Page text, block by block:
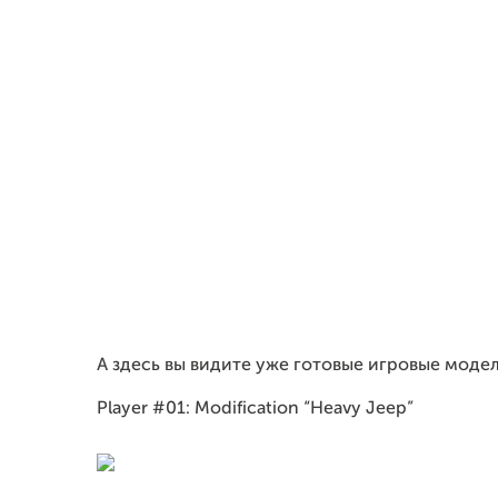
А здесь вы видите уже готовые игровые
Player #01: Modification “Heavy Jeep”